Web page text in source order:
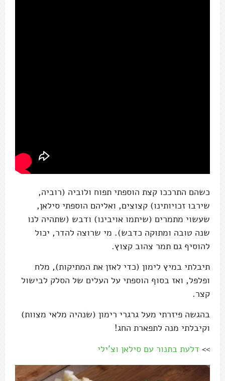
כשהם התרככו קצת הוספתי תפוח ולוביה (רוביה,
שירבו זכויותינו) קצוצים, ואליהם הוספתי סילאן,
שעשוי מתמרים (שיתמו אויבינו) ודבש (שתהיה לנו
שנה טובה ומתוקה כדבש). מי שרוצה להדר, יכול
להוסיף גם תמר צהוב קצוץ.
תיבלתי במיץ לימון (כדי לאזן את המתיקות), מלח
ופלפל, ואז בסוף הוספתי על העלים של הסלק לבישול
קצר.
בהגשה פיזרתי מעל גרגרי רימון (שנהיה מלאי מצוות)
וקיבלתי מנה לתפארת החג!
>> דלעת בתנור עם סילאן וצ'ילי